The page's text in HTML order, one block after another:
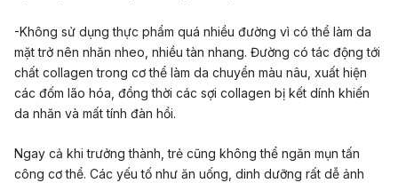
-Không sử dụng thực phẩm quá nhiều đường vì có thể làm da
mặt trở nên nhăn nheo, nhiều tàn nhang. Đường có tác động tới
chất collagen trong cơ thể làm da chuyển màu nâu, xuất hiện
các đốm lão hóa, đồng thời các sợi collagen bị kết dính khiến
da nhăn và mất tính đàn hồi.
Ngay cả khi trưởng thành, trẻ cũng không thể ngăn mụn tấn
công cơ thể. Các yếu tố như ăn uống, dinh dưỡng rất dễ ảnh